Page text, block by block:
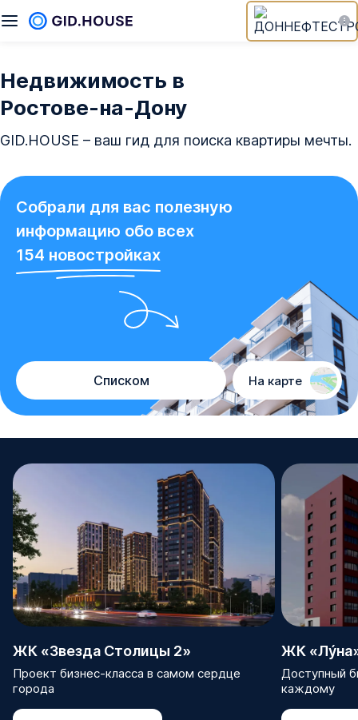
Недвижимость в
Ростове‑на‑Дону
GID.HOUSE – ваш гид для поиска квартиры мечты.
Собрали для вас полезную
информацию обо всех
154 новостройках
Списком На карте
ЖК «Звезда Столицы 2»
Проект бизнес-класса в самом сердце
города
ЖК
Доступный
каждому